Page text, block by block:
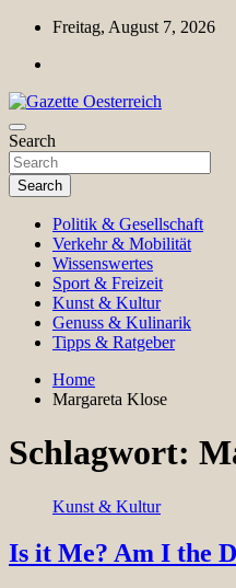
Skip
content
Freitag, August 7, 2026
Gazette Oesterreich
Magazin für Freizeit, Politik,
Search
Search
Politik & Gesellschaft
Verkehr & Mobilität
Wissenswertes
Sport & Freizeit
Kunst & Kultur
Genuss & Kulinarik
Tipps & Ratgeber
Home
Margareta Klose
Schlagwort:
Kunst & Kultur
Is it Me? Am I the